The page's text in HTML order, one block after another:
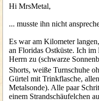
Hi MrsMetal,
... musste ihn nicht
Es war am Kilometer
an Floridas Ostküste. Ich im
Herrn zu (schwarze
Shorts, weiße Turnschuhe
Gürtel mit Trinkflasche,
Metalsonde). Alle paar
einem Strandschäufelchen